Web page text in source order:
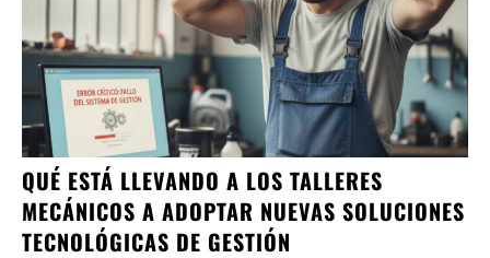
QUÉ ESTÁ LLEVANDO A LOS TALLERES
MECÁNICOS A ADOPTAR NUEVAS SOLUCIONES
TECNOLÓGICAS DE GESTIÓN